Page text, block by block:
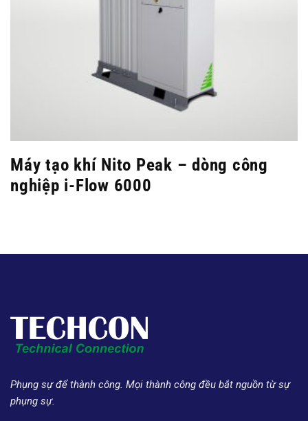
Máy tạo khí Nito Peak – dòng công
nghiệp i-Flow 6000
Phụng sự để thành công. Mọi thành công đều bắt nguồn từ sự
phụng sự.